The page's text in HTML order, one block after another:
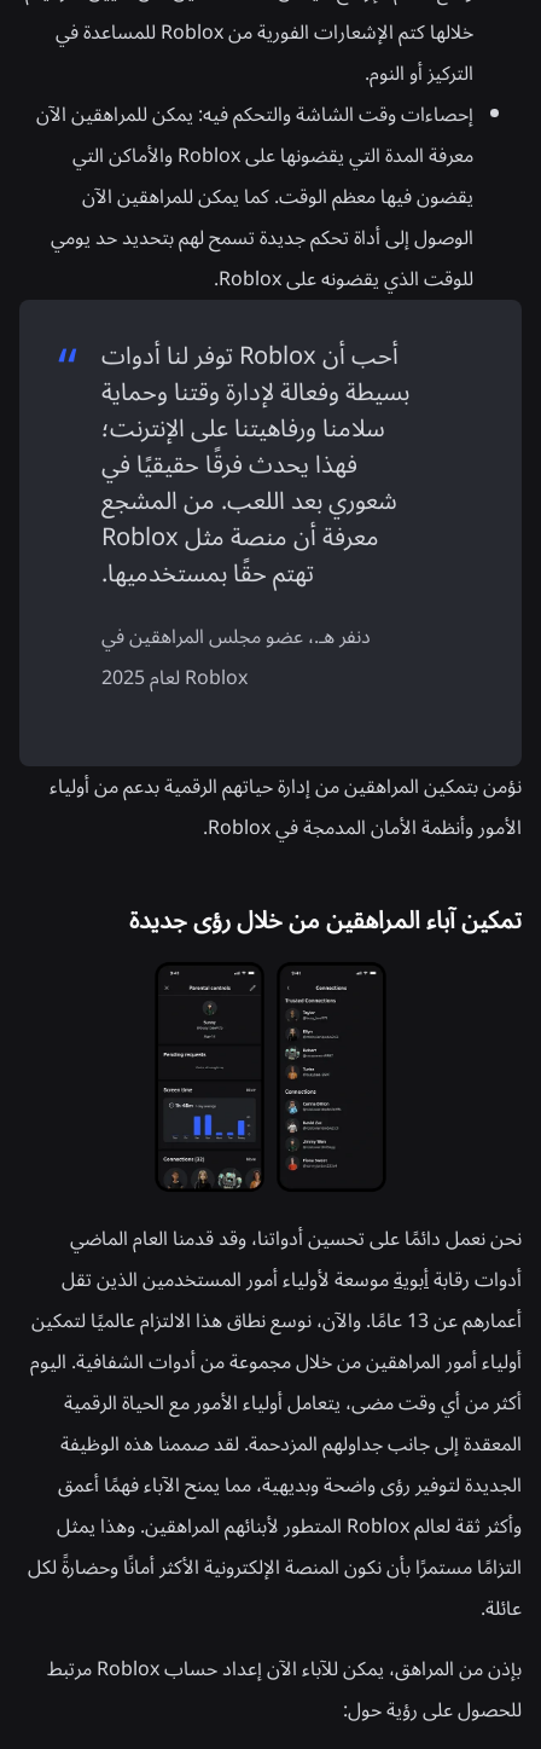
خلالها كتم الإشعارات الفورية من Roblox للمساعدة في
التركيز أو النوم.
إحصاءات وقت الشاشة والتحكم فيه:يمكن للمراهقين الآن
معرفة المدة التي يقضونها على Roblox والأماكن التي
يقضون فيها معظم الوقت. كما يمكن للمراهقين الآن
الوصول إلى أداة تحكم جديدة تسمح لهم بتحديد حد يومي
للوقت الذي يقضونه على Roblox.
أحب أن Roblox توفر لنا أدوات
بسيطة وفعالة لإدارة وقتنا وحماية
سلامنا ورفاهيتنا على الإنترنت؛
فهذا يحدث فرقًا حقيقيًا في
شعوري بعد اللعب. من المشجع
معرفة أن منصة مثل Roblox
تهتم حقًا بمستخدميها.
دنفر هـ.، عضو مجلس المراهقين في
Roblox لعام 2025
نؤمن بتمكين المراهقين من إدارة حياتهم الرقمية بدعم من أولياء
الأمور وأنظمة الأمان المدمجة في Roblox.
تمكين آباء المراهقين من خلال رؤى جديدة
نحن نعمل دائمًا على تحسين أدواتنا، وقد قدمنا العام الماضي
أدوات رقابةأبويةموسعة لأولياء أمور المستخدمين الذين تقل
أعمارهم عن 13 عامًا. والآن، نوسع نطاق هذا الالتزام عالميًا لتمكين
أولياء أمور المراهقين من خلال مجموعة من أدوات الشفافية. اليوم
أكثر من أي وقت مضى، يتعامل أولياء الأمور مع الحياة الرقمية
المعقدة إلى جانب جداولهم المزدحمة. لقد صممنا هذه الوظيفة
الجديدة لتوفير رؤى واضحة وبديهية، مما يمنح الآباء فهمًا أعمق
وأكثر ثقة لعالم Roblox المتطور لأبنائهم المراهقين. وهذا يمثل
التزامًا مستمرًا بأن نكون المنصة الإلكترونية الأكثر أمانًا وحضارةً لكل
عائلة.
بإذن من المراهق، يمكن للآباء الآن إعداد حساب Roblox مرتبط
للحصول على رؤية حول: